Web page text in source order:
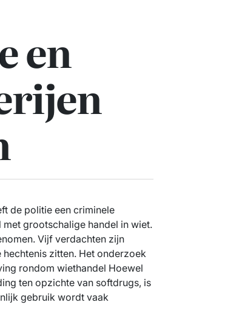
en
de politie een criminele
grootschalige handel in wiet.
Vijf verdachten zijn
zitten. Het onderzoek
rondom wiethandel Hoewel
ten opzichte van softdrugs, is
gebruik wordt vaak